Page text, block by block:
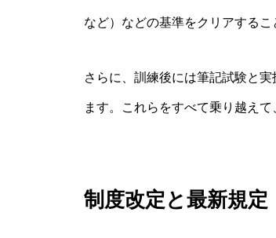
など）などの基準をクリアするこ
さらに、訓練後には筆記試験と
ます。これらをすべて乗り越え
制度改定と最新規定